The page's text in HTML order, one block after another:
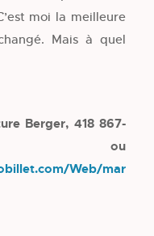
moi la meilleure
Mais à quel
Berger, 418 867-
ou
Web/mar